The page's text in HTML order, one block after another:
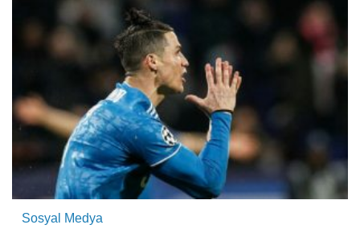
Sosyal Medya